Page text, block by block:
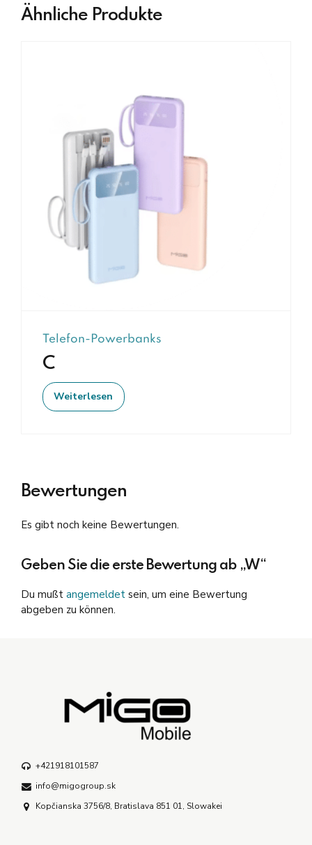
Ähnliche Produkte
Telefon-Powerbanks
C
Weiterlesen
Bewertungen
Es gibt noch keine Bewertungen.
Geben Sie die erste Bewertung ab „W“
Du mußt angemeldet sein, um eine Bewertung
abgeben zu können.
+421918101587
info@migogroup.sk
Kopčianska 3756/8, Bratislava 851 01, Slowakei